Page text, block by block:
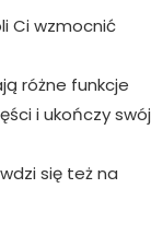
Ci wzmocnić
różne funkcje
i ukończy swój
się też na